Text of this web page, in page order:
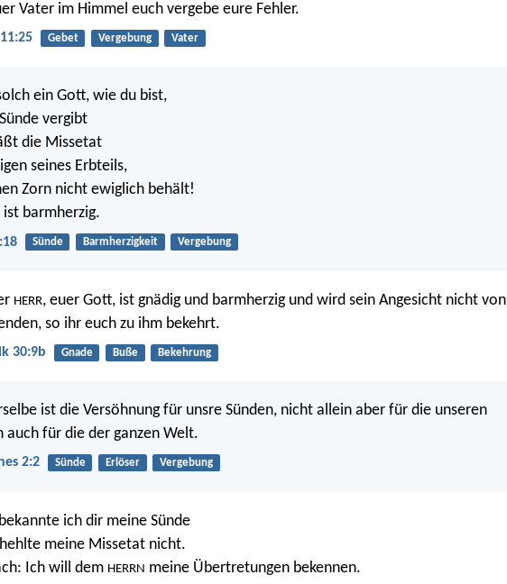
Vater im Himmel euch vergebe eure Fehler.
Gebet Vergebung Vater
ein Gott, wie du bist,
vergibt
die Missetat
seines Erbteils,
Zorn nicht ewiglich behält!
barmherzig.
Sünde Barmherzigkeit Vergebung
HERR, euer Gott, ist gnädig und barmherzig und wird sein Angesicht nicht von
so ihr euch zu ihm bekehrt.
30:9b Gnade Buße Bekehrung
ist die Versöhnung für unsre Sünden, nicht allein aber für die unseren
auch für die der ganzen Welt.
2:2 Sünde Erlöser Vergebung
ich dir meine Sünde
meine Missetat nicht.
Ich will dem HERRN meine Übertretungen bekennen.